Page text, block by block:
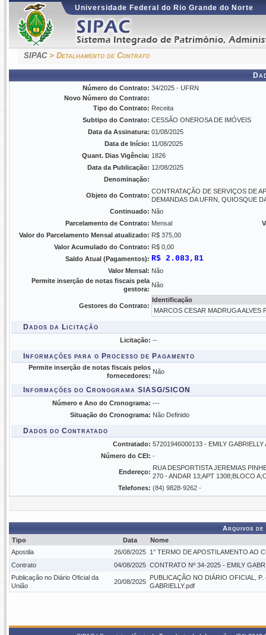
Universidade Federal do Rio Grande do Norte
SIPAC> Detalhamento de Contrato
Número do Contrato: 34/2025 - UFRN
Novo Número do Contrato:
Tipo do Contrato: Receita
Subtipo do Contrato: CESSÃO ONEROSA DE IMÓVEIS
Data da Assinatura: 01/08/2025
Data de Início: 11/08/2025
Quant. Dias Vigência: 1826
Data da Publicação: 12/08/2025
Denominação:
Objeto do Contrato:
CONTRATAÇÃO DE SERVIÇOS DE
DEMANDAS DA UFRN, QUIOSQUE
Continuado: Não
Parcelamento de Contrato: Mensal
Valor do Parcelamento Mensal atualizado: R$ 375,00
Valor Acumulado do Contrato: R$ 0,00
Saldo Atual (Pagamentos): R$ 2.083,81
Valor Mensal: Não
Permite inserção de notas fiscais pela
gestora:
Não
Gestores do Contrato:
Identificação
MARCOS CESAR MADRUGA ALVES
Dados da Licitação
Licitação: --
Informações para o Processo de Pagamento
Permite inserção de notas fiscais pelos
fornecedores:
Não
Informações do Cronograma SIASG/SICON
Número e Ano do Cronograma: ---
Situação do Cronograma: Não Definido
Dados do Contratado
Contratado: 57201946000133 - EMILY
Número do CEI: -
Endereço:
RUA DESPORTISTA JEREMIAS
270 - ANDAR 13;APT 1308;BLOCO
Telefones: (84) 9828-9262 -
Arquivos
Tipo
Data
Nome
Apostila
26/08/2025 1° TERMO DE APOSTILAMENTO AO
Contrato
04/08/2025 CONTRATO Nº 34-2025 - EMILY
Publicação no Diário Oficial da
União
20/08/2025
PUBLICAÇÃO NO DIÁRIO OFICIAL,
GABRIELLY.pdf